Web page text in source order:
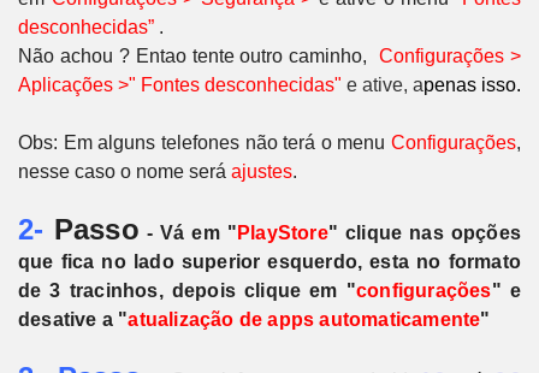
desconhecidas” .
Não achou ? Entao tente outro caminho,Configurações >
Aplicações >" Fontes desconhecidas" e ative, apenas isso.
Obs: Em alguns telefones não terá o menu Configurações,
nesse caso o nome será ajustes.
2- Passo - Vá em " PlayStore" clique nas opções
que fica no lado superior esquerdo, esta no formato
de 3 tracinhos, depois clique em "configurações" e
desative a "atualização de apps automaticamente"